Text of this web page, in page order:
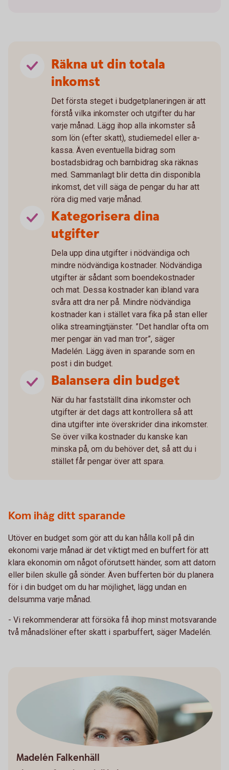
Räkna ut din totala
inkomst
Det första steget i budgetplaneringen är att
förstå vilka inkomster och utgifter du har
varje månad. Lägg ihop alla inkomster så
som lön (efter skatt), studiemedel eller a-
kassa. Även eventuella bidrag som
bostadsbidrag och barnbidrag ska räknas
med. Sammanlagt blir detta din disponibla
inkomst, det vill säga de pengar du har att
röra dig med varje månad.
Kategorisera dina
utgifter
Dela upp dina utgifter i nödvändiga och
mindre nödvändiga kostnader. Nödvändiga
utgifter är sådant som boendekostnader
och mat. Dessa kostnader kan ibland vara
svåra att dra ner på. Mindre nödvändiga
kostnader kan i stället vara fika på stan eller
olika streamingtjänster. ”Det handlar ofta om
mer pengar än vad man tror”, säger
Madelén. Lägg även in sparande som en
post i din budget.
Balansera din budget
När du har fastställt dina inkomster och
utgifter är det dags att kontrollera så att
dina utgifter inte överskrider dina inkomster.
Se över vilka kostnader du kanske kan
minska på, om du behöver det, så att du i
stället får pengar över att spara.
Kom ihåg ditt sparande
Utöver en budget som gör att du kan hålla koll på din
ekonomi varje månad är det viktigt med en buffert för att
klara ekonomin om något oförutsett händer, som att datorn
eller bilen skulle gå sönder. Även bufferten bör du planera
för i din budget om du har möjlighet, lägg undan en
delsumma varje månad.
- Vi rekommenderar att försöka få ihop minst motsvarande
två månadslöner efter skatt i sparbuffert, säger Madelén.
Madelén Falkenhäll